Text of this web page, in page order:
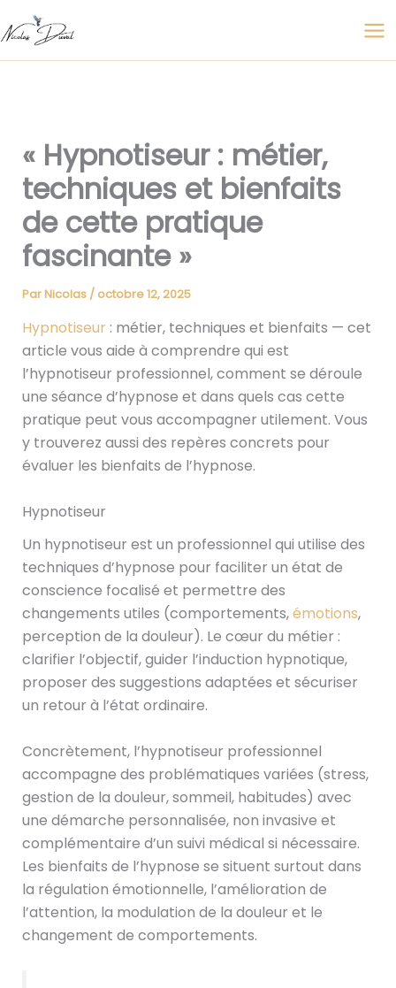
au
contenu
« Hypnotiseur : métier,
techniques et bienfaits
de cette pratique
fascinante »
ParNicolas / octobre 12, 2025
Hypnotiseur : métier, techniques et bienfaits — cet
article vous aide à comprendre qui est
l’hypnotiseur professionnel, comment se déroule
une séance d’hypnose et dans quels cas cette
pratique peut vous accompagner utilement. Vous
y trouverez aussi des repères concrets pour
évaluer les bienfaits de l’hypnose.
Hypnotiseur
Un hypnotiseur est un professionnel qui utilise des
techniques d’hypnose pour faciliter un état de
conscience focalisé et permettre des
changements utiles (comportements,émotions,
perception de la douleur). Le cœur du métier :
clarifier l’objectif, guider l’induction hypnotique,
proposer des suggestions adaptées et sécuriser
un retour à l’état ordinaire.
Concrètement, l’hypnotiseur professionnel
accompagne des problématiques variées (stress,
gestion de la douleur, sommeil, habitudes) avec
une démarche personnalisée, non invasive et
complémentaire d’un suivi médical si nécessaire.
Les bienfaits de l’hypnose se situent surtout dans
la régulation émotionnelle, l’amélioration de
l’attention, la modulation de la douleur et le
changement de comportements.